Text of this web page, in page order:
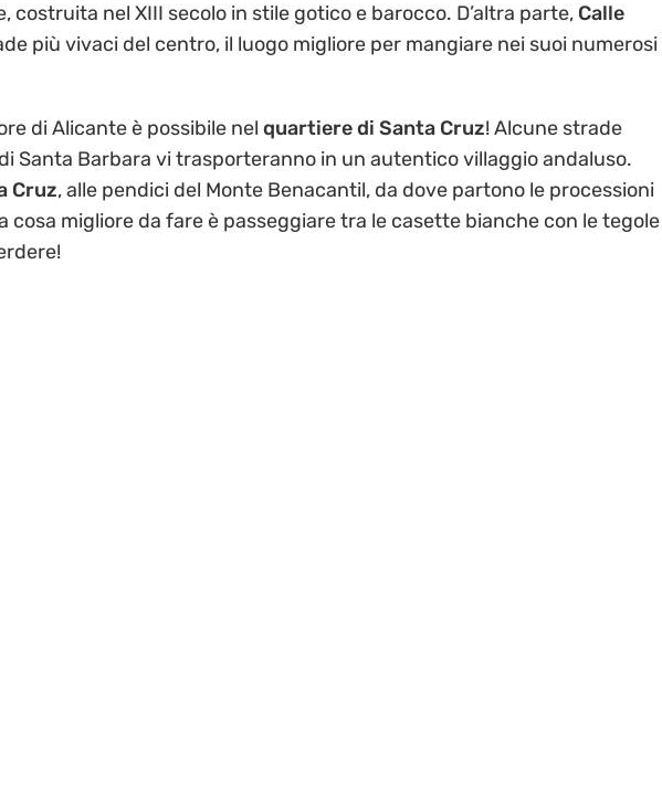
costruita nel XIII secolo in stile gotico e barocco. D’altra parte, Calle
più vivaci del centro, il luogo migliore per mangiare nei suoi numerosi
di Alicante è possibile nel quartiere di Santa Cruz! Alcune strade
Santa Barbara vi trasporteranno in un autentico villaggio andaluso.
Cruz, alle pendici del Monte Benacantil, da dove partono le processioni
cosa migliore da fare è passeggiare tra le casette bianche con le tegole